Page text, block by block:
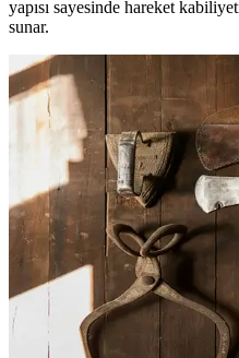
yapısı sayesinde hareket
sunar.